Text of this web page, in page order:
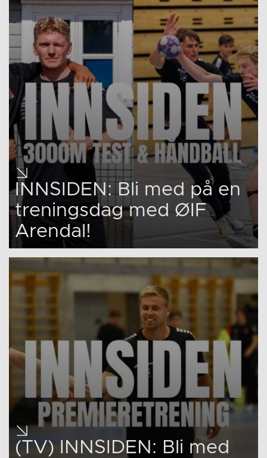
INNSIDEN: Bli med på en
treningsdag med ØIF
Arendal!
(TV) INNSIDEN: Bli med